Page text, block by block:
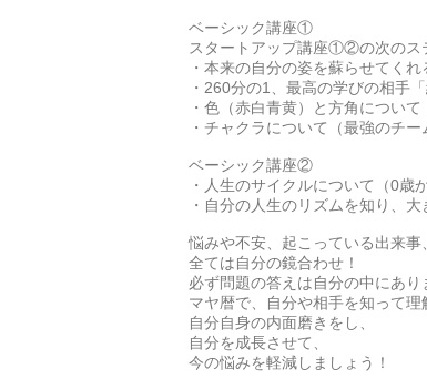
ベーシック講座①
スタートアップ講座①②の次のス
・本来の自分の姿を蘇らせてく
・260分の1、最高の学びの相手
・色（赤白青黄）と方角について
・チャクラについて（最強のチ
ベーシック講座②
・人生のサイクルについて（0歳
・自分の人生のリズムを知り、
悩みや不安、起こっている出来事、
全ては自分の鏡合わせ！
必ず問題の答えは自分の中にあり
マヤ暦で、自分や相手を知って理
自分自身の内面磨きをし、
自分を成長させて、
今の悩みを軽減しましょう！